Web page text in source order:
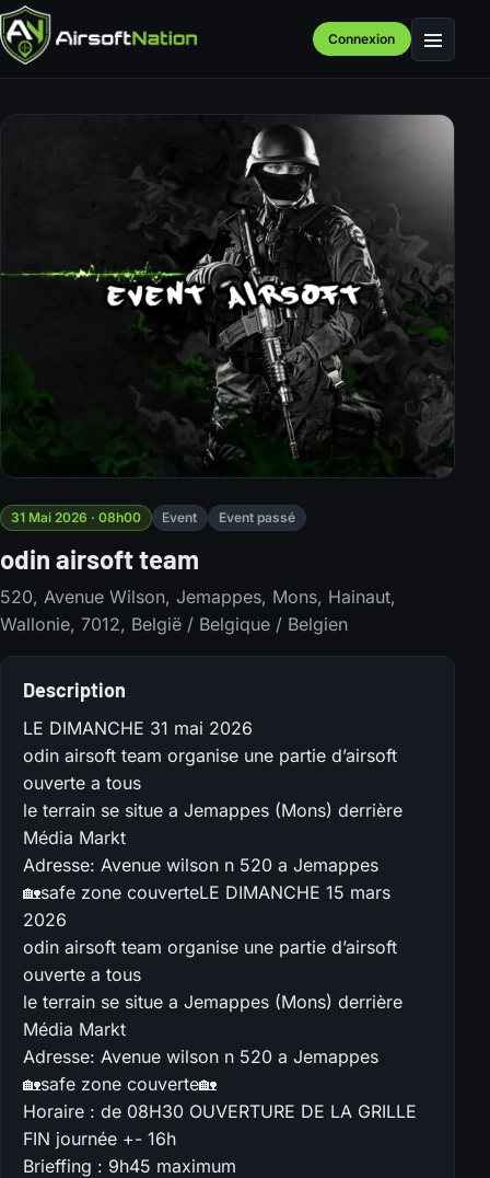
Connexion Menu
31 Mai 2026 · 08h00 Event Event passé
odin airsoft team
520, Avenue Wilson, Jemappes, Mons, Hainaut,
Wallonie, 7012, België / Belgique / Belgien
Description
LE DIMANCHE 31 mai 2026
odin airsoft team organise une partie d’airsoft
ouverte a tous
le terrain se situe a Jemappes (Mons) derrière
Média Markt
Adresse: Avenue wilson n 520 a Jemappes
🏡safe zone couverteLE DIMANCHE 15 mars
2026
odin airsoft team organise une partie d’airsoft
ouverte a tous
le terrain se situe a Jemappes (Mons) derrière
Média Markt
Adresse: Avenue wilson n 520 a Jemappes
🏡safe zone couverte🏡
Horaire : de 08H30 OUVERTURE DE LA GRILLE
FIN journée +- 16h
Brieffing : 9h45 maximum